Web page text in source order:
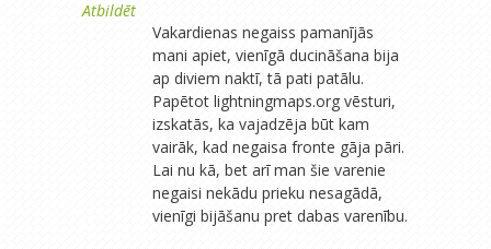
Atbildēt
Vakardienas negaiss pamanījās
mani apiet, vienīgā ducināšana bija
ap diviem naktī, tā pati patālu.
Papētot lightningmaps.org vēsturi,
izskatās, ka vajadzēja būt kam
vairāk, kad negaisa fronte gāja pāri.
Lai nu kā, bet arī man šie varenie
negaisi nekādu prieku nesagādā,
vienīgi bijāšanu pret dabas varenību.